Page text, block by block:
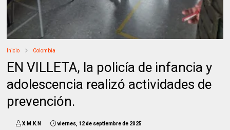
Inicio Colombia
EN VILLETA, la policía de infancia y
adolescencia realizó actividades de
prevención.
X.M.K.N viernes, 12 de septiembre de 2025